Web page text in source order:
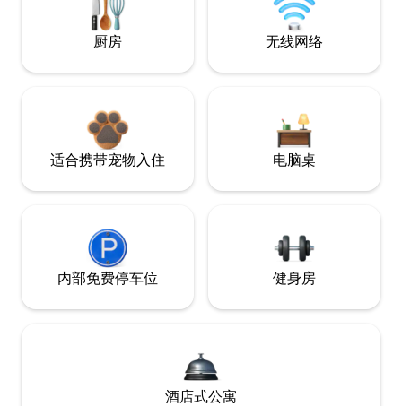
厨房 无线网络
适合携带宠物入住 电脑桌
内部免费停车位 健身房
酒店式公寓